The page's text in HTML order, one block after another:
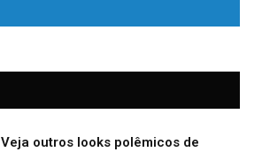
Veja outros looks polêmicos de